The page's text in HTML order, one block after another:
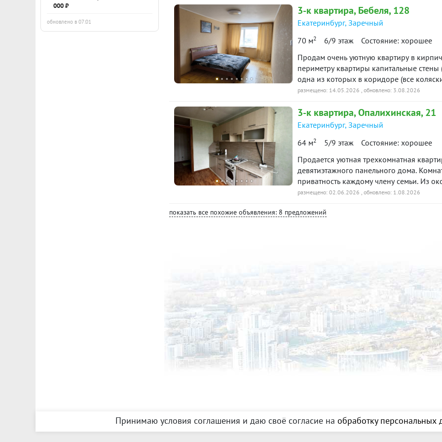
000 ₽
обновлено в 07:01
ремонта: качественные материалы,
вложений. Высокий этаж гарантирует
что все рядом. Школа и садики в минуте ходьбы освободят утренние часы. Спортивные
комплексы помогут поддерживать форму
позволит быть в любой точке города
котором вы всегда мечтали. Место, где
Звоните и выбирайте для своей семьи
3-к квартира, Бебеля, 128
Екатеринбург, Заречный
70 м2 6/9 этаж Состояние: хорошее
Продам очень уютную квартиру в
периметру квартиры капитальные
одна из которых в коридоре (все
кладовая, выходящая из кухни, в
18,7 12,5 и 8,8 кв.м. Кухня с широким окном 9,3 кв.м. Стояки поменяны, паркет на полу в
идеальном состоянии и прослужит
Один взрослый собственник, без опек,
Приходите, с удовольствием покажем)
размещено: 14.05.2026 , обновлено: 3.08.2026
3-к квартира, Опалихинская, 21
Екатеринбург, Заречный
64 м2 5/9 этаж Состояние: хорошее
Продается уютная трехкомнатная
девятиэтажного панельного дома.
приватность каждому члену семьи. Из
детская площадка. Кухня оборудована
стеклопакетами менее 3 месяцев
размещено: 02.06.2026 , обновлено: 1.08.2026
показать все похожие объявления: 8 предложений
Принимаю условия соглашения и даю своё согласие на обработку персональных